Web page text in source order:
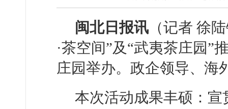
闽北日报讯 （记者 徐
·茶空间”及“武夷茶庄园”
庄园举办。政企领导、海
本次活动成果丰硕：宣